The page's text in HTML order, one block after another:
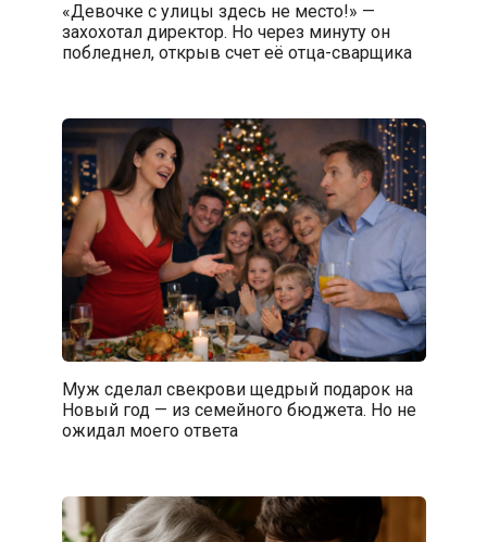
«Девочке с улицы здесь не место!» —
захохотал директор. Но через минуту он
побледнел, открыв счет её отца-сварщика
Муж сделал свекрови щедрый подарок на
Новый год — из семейного бюджета. Но не
ожидал моего ответа